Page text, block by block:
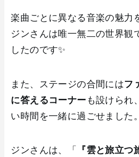
楽曲ごとに異なる音楽の魅力
ジンさんは唯一無二の世界観
したのです✨
また、ステージの合間にはフ
に答えるコーナー も設けられ
い時間を一緒に過ごせました。
ジンさんは、「
『雲と旅立つ